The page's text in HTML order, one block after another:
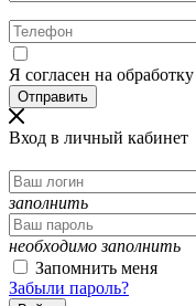
Я согласен на обработку
Вход в личный кабинет
заполнить
необходимо заполнить
Запомнить меня
Забыли пароль?